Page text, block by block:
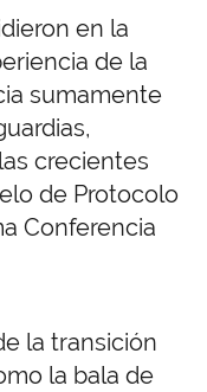
en la
de la
sumamente
crecientes
de Protocolo
Conferencia
la transición
la bala de